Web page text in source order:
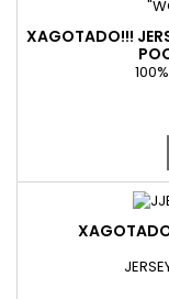
XAGOTADO!!!